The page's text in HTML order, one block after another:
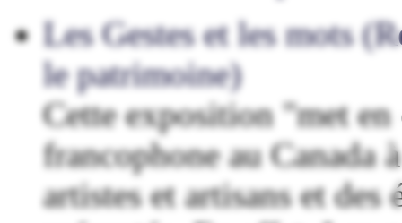
Les Gestes et les mots
le patrimoine)
Cette exposition "met
francophone au Canada
artistes et artisans et